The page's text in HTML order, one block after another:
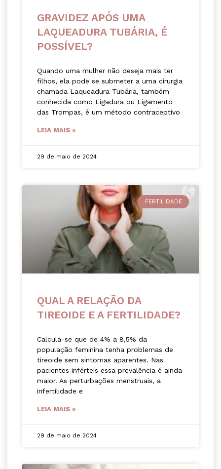
GRAVIDEZ APÓS UMA
LAQUEADURA TUBÁRIA, É
POSSÍVEL?
Quando uma mulher não deseja mais ter
filhos, ela pode se submeter a uma cirurgia
chamada Laqueadura Tubária, também
conhecida como Ligadura ou Ligamento
das Trompas, é um método contraceptivo
LEIA MAIS »
29 de maio de 2024
FERTILIDADE
QUAL A RELAÇÃO DA
TIREOIDE E A FERTILIDADE?
Calcula-se que de 4% a 8,5% da
população feminina tenha problemas de
tireoide sem sintomas aparentes. Nas
pacientes inférteis essa prevalência é ainda
maior. As perturbações menstruais, a
infertilidade e
LEIA MAIS »
29 de maio de 2024